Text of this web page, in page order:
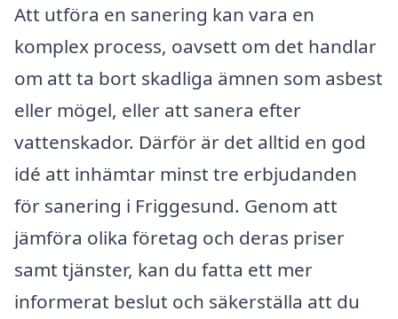
Att utföra en sanering kan vara en
komplex process, oavsett om det handlar
om att ta bort skadliga ämnen som asbest
eller mögel, eller att sanera efter
vattenskador. Därför är det alltid en god
idé att inhämtar minst tre erbjudanden
för sanering i Friggesund. Genom att
jämföra olika företag och deras priser
samt tjänster, kan du fatta ett mer
informerat beslut och säkerställa att du